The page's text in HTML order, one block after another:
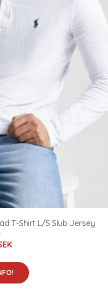
T-Shirt L/S Slub Jersey